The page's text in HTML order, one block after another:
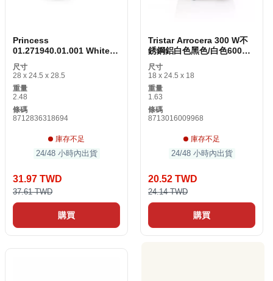
Princess
01.271940.01.001 White
700 W 1.8 L
尺寸
28 x 24.5 x 28.5
重量
2.48
條碼
8712836318694
庫存不足
24/48 小時內出貨
31.97 TWD
37.61 TWD
購買
Tristar Arrocera 300 W不
銹鋼鋁白色黑色/白色600毫
尺寸
18 x 24.5 x 18
重量
1.63
條碼
8713016009968
庫存不足
24/48 小時內出貨
20.52 TWD
24.14 TWD
購買